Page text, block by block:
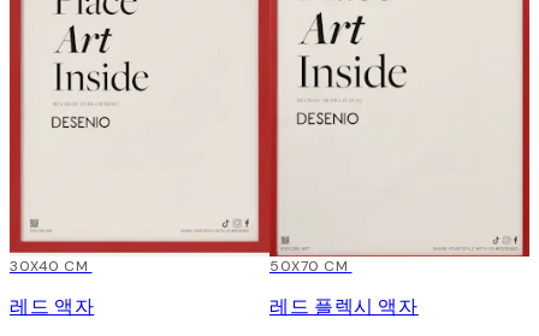
15%*
30X40 CM
레드 액자
15%*
50X70 CM
레드 플렉시 액자